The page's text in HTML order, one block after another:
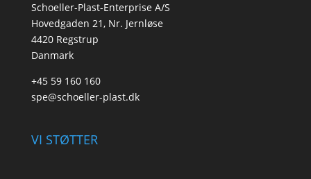
Schoeller-Plast-Enterprise A/S
Hovedgaden 21, Nr. Jernløse
4420 Regstrup
Danmark
+45 59 160 160
spe@schoeller-plast.dk
VI STØTTER